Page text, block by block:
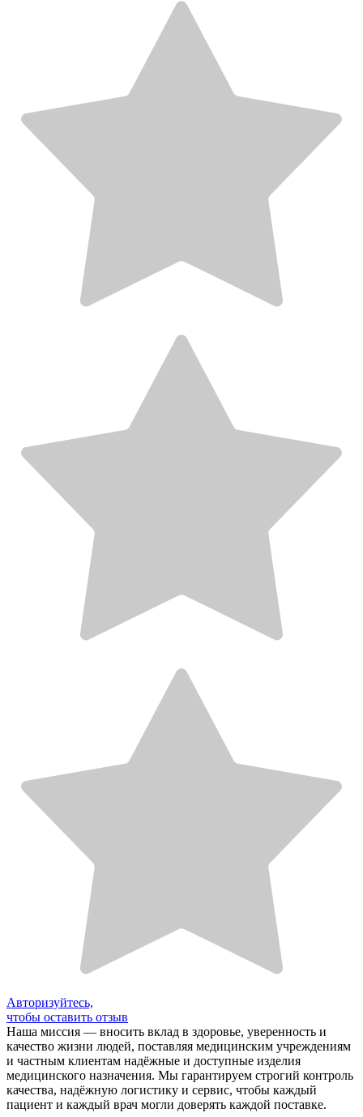
Авторизуйтесь,
чтобы оставить отзыв
Наша миссия — вносить вклад в здоровье, уверенность и
качество жизни людей, поставляя медицинским учреждениям
и частным клиентам надёжные и доступные изделия
медицинского назначения. Мы гарантируем строгий контроль
качества, надёжную логистику и сервис, чтобы каждый
пациент и каждый врач могли доверять каждой поставке.